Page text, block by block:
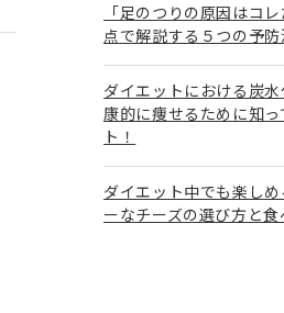
「足のつりの原因はコ
点で解説する５つの予
ダイエットにおける炭
康的に痩せるために知
ト！
ダイエット中でも楽し
ーなチーズの選び方と食